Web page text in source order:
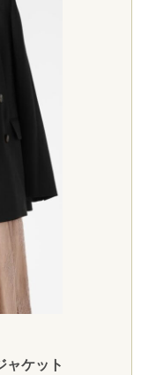
ャケット